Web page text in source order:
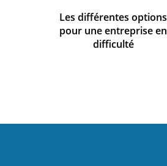
Les différentes options
pour une entreprise en
difficulté